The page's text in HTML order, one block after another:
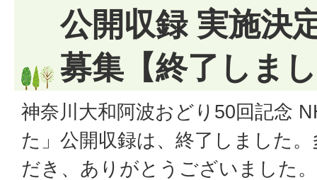
公開収録 実施決
募集【終了しま
神奈川大和阿波おどり50回記念
た」公開収録は、終了しました
だき、ありがとうございました。